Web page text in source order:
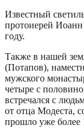
Известный
протоиерей
году.
Также в нашей
(Потапов),
мужского
четыре с
встречался с
от отца Модеста,
прошло уже более